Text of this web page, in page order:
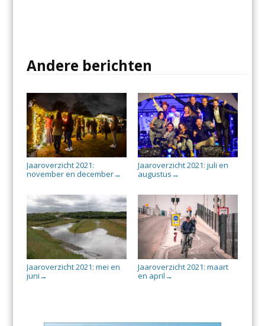
Andere berichten
Jaaroverzicht 2021:
november en december→
Jaaroverzicht 2021: juli en
augustus →
Jaaroverzicht 2021: mei en
juni →
Jaaroverzicht 2021: maart
en april →